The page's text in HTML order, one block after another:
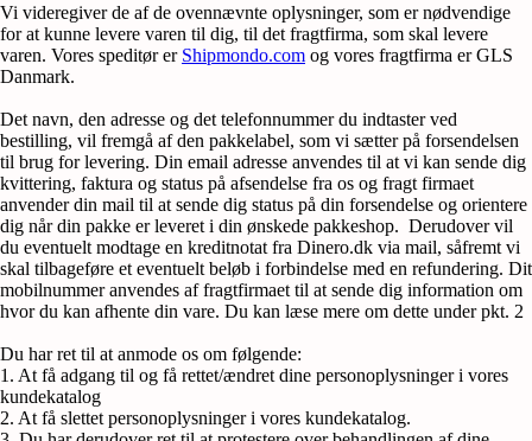
Vi videregiver de af de ovennævnte oplysninger, som er nødvendige
for at kunne levere varen til dig, til det fragtfirma, som skal levere
varen. Vores speditør er Shipmondo.com og vores fragtfirma er GLS
Danmark.
Det navn, den adresse og det telefonnummer du indtaster ved
bestilling, vil fremgå af den pakkelabel, som vi sætter på forsendelsen
til brug for levering. Din email adresse anvendes til at vi kan sende dig
kvittering, faktura og status på afsendelse fra os og fragt firmaet
anvender din mail til at sende dig status på din forsendelse og orientere
dig når din pakke er leveret i din ønskede pakkeshop. Derudover vil
du eventuelt modtage en kreditnotat fra Dinero.dk via mail, såfremt vi
skal tilbageføre et eventuelt beløb i forbindelse med en refundering. Dit
mobilnummer anvendes af fragtfirmaet til at sende dig information om
hvor du kan afhente din vare. Du kan læse mere om dette under pkt. 2
Du har ret til at anmode os om følgende:
1. At få adgang til og få rettet/ændret dine personoplysninger i vores
kundekatalog
2. At få slettet personoplysninger i vores kundekatalog.